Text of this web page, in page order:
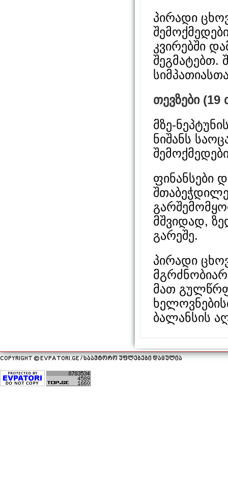
პირადი
კვირებში
შეგმატებთ.
თევზები
მზე-
ნიშანს
ფინანსები
მშვიდად,
გარეშე.
პირადი
მათ
ბალანსის
COPYRIGHT © EVPATORI.GE / საავტორო უფლებები დაცულია